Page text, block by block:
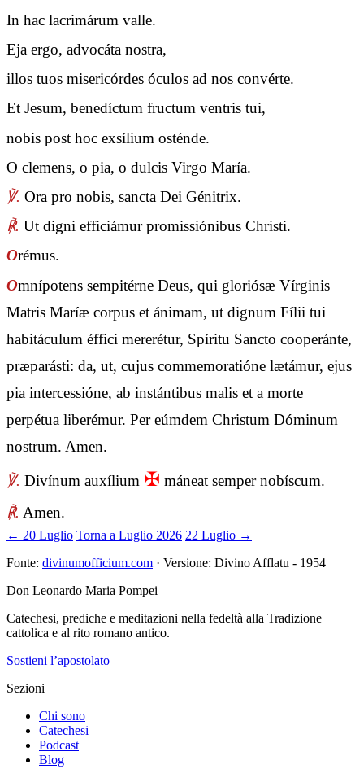
In hac lacrimárum valle.
Eja ergo, advocáta nostra,
illos tuos misericórdes óculos ad nos convérte.
Et Jesum, benedíctum fructum ventris tui,
nobis post hoc exsílium osténde.
O clemens, o pia, o dulcis Virgo María.
℣. Ora pro nobis, sancta Dei Génitrix.
℟. Ut digni efficiámur promissiónibus Christi.
Orémus.
Omnípotens sempitérne Deus, qui gloriósæ Vírginis
Matris Maríæ corpus et ánimam, ut dignum Fílii tui
habitáculum éffici mererétur, Spíritu Sancto cooperánte,
præparásti: da, ut, cujus commemoratióne lætámur, ejus
pia intercessióne, ab instántibus malis et a morte
perpétua liberémur. Per eúmdem Christum Dóminum
nostrum. Amen.
℣. Divínum auxílium ✠ máneat semper nobíscum.
℟. Amen.
← 20 Luglio Torna a Luglio 2026 22 Luglio →
Fonte: divinumofficium.com · Versione: Divino Afflatu - 1954
Don Leonardo Maria Pompei
Catechesi, prediche e meditazioni nella fedeltà alla Tradizione
cattolica e al rito romano antico.
Sostieni l’apostolato
Sezioni
Chi sono
Catechesi
Podcast
Blog